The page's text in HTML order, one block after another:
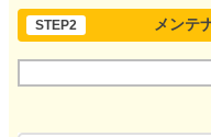
STEP2 メンテ